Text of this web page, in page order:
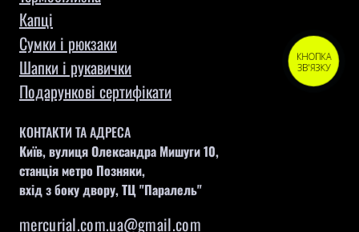
Капці
Сумки і рюкзаки
Шапки і рукавички
Подарункові сертифікати
КОНТАКТИ ТА АДРЕСА
Київ, вулиця Олександра Мишуги 10,
станція метро Позняки,
вхід з боку двору, ТЦ "Паралель"
mercurial.com.ua@gmail.com
КНОПКА
ЗВ'ЯЗКУ